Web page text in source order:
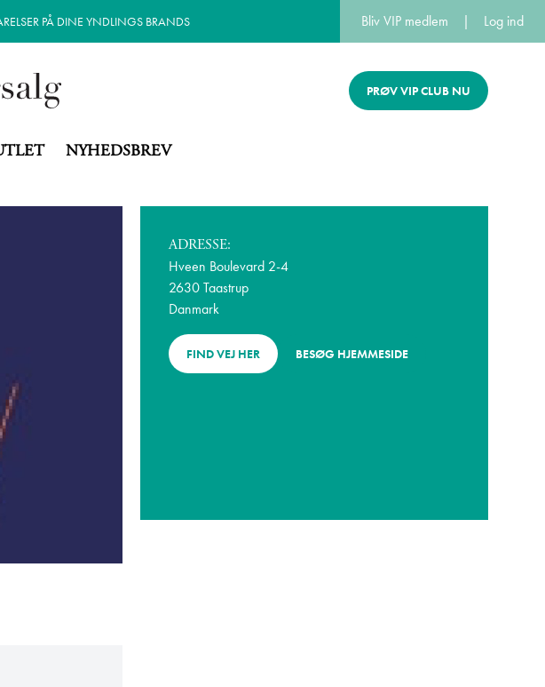
PÅ DINE YNDLINGS BRANDS Bliv VIP medlem | Log ind
PRØV VIP CLUB NU
NYHEDSBREV
ADRESSE:
Hveen Boulevard 2-4
2630 Taastrup
Danmark
FIND VEJ HER BESØG HJEMMESIDE